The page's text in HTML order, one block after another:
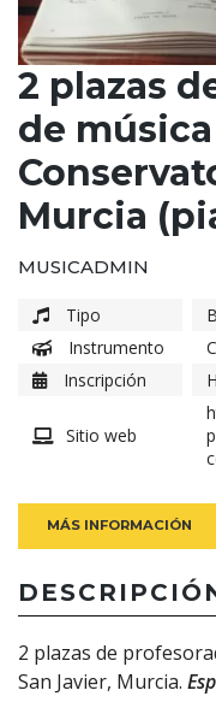
2 plazas
de
Murcia
MUSICADMIN
Tipo
Instrumento
Inscripción
Sitio web
MÁS INFORMACIÓN
2 plazas de
San Javier, Murcia.